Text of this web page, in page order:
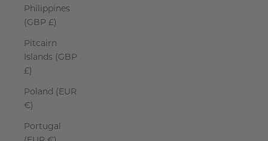
Philippines
(GBP £)
Pitcairn
Islands (GBP
£)
Poland (EUR
€)
Portugal